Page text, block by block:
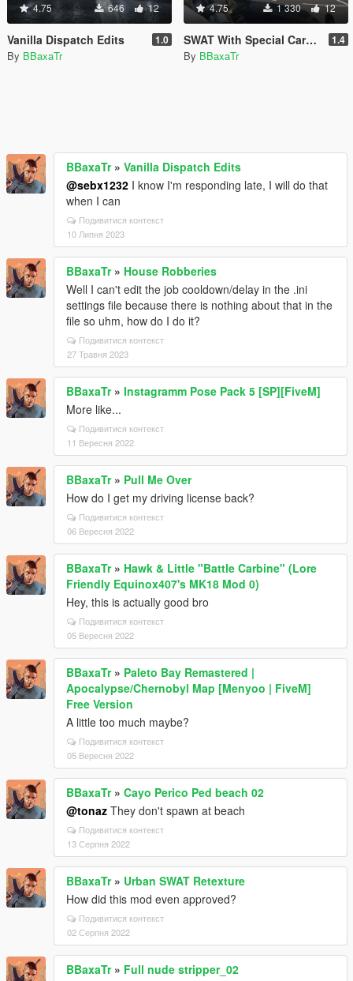
4.75 646 12
Vanilla Dispatch Edits 1.0
By BBaxaTr
4.75 1 330 12
SWAT With Special Carbine Rifle 1.4
By BBaxaTr
BBaxaTr» Vanilla Dispatch Edits
@sebx1232 I know I'm responding late, I will do that
when I can
Подивитися контекст
10 Липня 2023
BBaxaTr» House Robberies
Well I can't edit the job cooldown/delay in the .ini
settings file because there is nothing about that in the
file so uhm, how do I do it?
Подивитися контекст
27 Травня 2023
BBaxaTr» Instagramm Pose Pack 5 [SP][FiveM]
More like...
Подивитися контекст
11 Вересня 2022
BBaxaTr» Pull Me Over
How do I get my driving license back?
Подивитися контекст
06 Вересня 2022
BBaxaTr» Hawk & Little "Battle Carbine" (Lore
Friendly Equinox407's MK18 Mod 0)
Hey, this is actually good bro
Подивитися контекст
05 Вересня 2022
BBaxaTr» Paleto Bay Remastered |
Apocalypse/Chernobyl Map [Menyoo | FiveM]
Free Version
A little too much maybe?
Подивитися контекст
05 Вересня 2022
BBaxaTr» Cayo Perico Ped beach 02
@tonaz They don't spawn at beach
Подивитися контекст
13 Серпня 2022
BBaxaTr» Urban SWAT Retexture
How did this mod even approved?
Подивитися контекст
02 Серпня 2022
BBaxaTr» Full nude stripper_02